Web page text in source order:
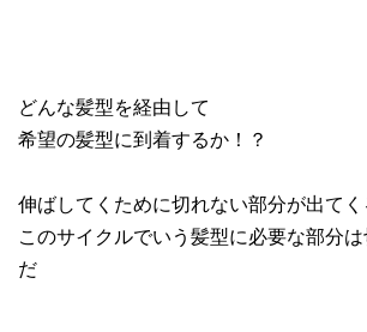
どんな髪型を経由して
希望の髪型に到着するか！？
伸ばしてくために切れない部分が出て
このサイクルでいう髪型に必要な部分
だ